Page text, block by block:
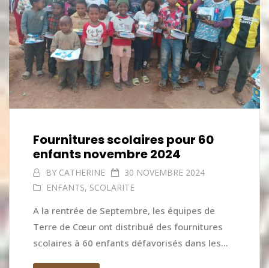
Fournitures scolaires pour 60
enfants novembre 2024
BY CATHERINE
30 NOVEMBRE 2024
ENFANTS, SCOLARITE
A la rentrée de Septembre, les équipes de
Terre de Cœur ont distribué des fournitures
scolaires à 60 enfants défavorisés dans les...